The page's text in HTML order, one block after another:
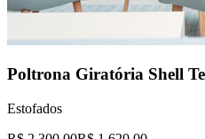
Poltrona Giratória Shell
Estofados